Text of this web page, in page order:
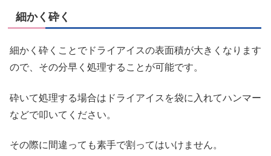
細かく砕く
細かく砕くことでドライアイスの表面積が大きくなります
ので、その分早く処理することが可能です。
砕いて処理する場合はドライアイスを袋に入れてハンマー
などで叩いてください。
その際に間違っても素手で割ってはいけません。